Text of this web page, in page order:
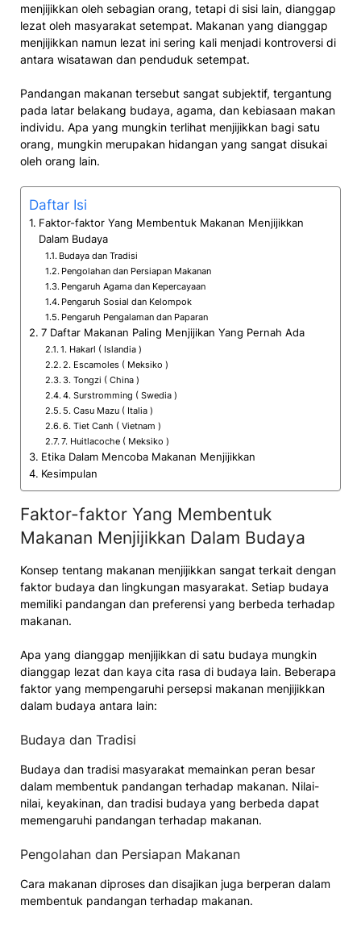
menjijikkan oleh sebagian orang, tetapi di sisi lain, dianggap
lezat oleh masyarakat setempat. Makanan yang dianggap
menjijikkan namun lezat ini sering kali menjadi kontroversi di
antara wisatawan dan penduduk setempat.
Pandangan makanan tersebut sangat subjektif, tergantung
pada latar belakang budaya, agama, dan kebiasaan makan
individu. Apa yang mungkin terlihat menjijikkan bagi satu
orang, mungkin merupakan hidangan yang sangat disukai
oleh orang lain.
Daftar Isi
Faktor-faktor Yang Membentuk Makanan Menjijikkan
Dalam Budaya
Budaya dan Tradisi
Pengolahan dan Persiapan Makanan
Pengaruh Agama dan Kepercayaan
Pengaruh Sosial dan Kelompok
Pengaruh Pengalaman dan Paparan
7 Daftar Makanan Paling Menjijikan Yang Pernah Ada
1. Hakarl ( Islandia )
2. Escamoles ( Meksiko )
3. Tongzi ( China )
4. Surstromming ( Swedia )
5. Casu Mazu ( Italia )
6. Tiet Canh ( Vietnam )
7. Huitlacoche ( Meksiko )
Etika Dalam Mencoba Makanan Menjijikkan
Kesimpulan
Faktor-faktor Yang Membentuk
Makanan Menjijikkan Dalam Budaya
Konsep tentang makanan menjijikkan sangat terkait dengan
faktor budaya dan lingkungan masyarakat. Setiap budaya
memiliki pandangan dan preferensi yang berbeda terhadap
makanan.
Apa yang dianggap menjijikkan di satu budaya mungkin
dianggap lezat dan kaya cita rasa di budaya lain. Beberapa
faktor yang mempengaruhi persepsi makanan menjijikkan
dalam budaya antara lain:
Budaya dan Tradisi
Budaya dan tradisi masyarakat memainkan peran besar
dalam membentuk pandangan terhadap makanan. Nilai-
nilai, keyakinan, dan tradisi budaya yang berbeda dapat
memengaruhi pandangan terhadap makanan.
Pengolahan dan Persiapan Makanan
Cara makanan diproses dan disajikan juga berperan dalam
membentuk pandangan terhadap makanan.